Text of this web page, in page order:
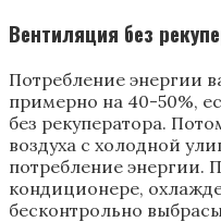
Вентиляция без
Потребление энергии
примерно на 40-50%,
без рекуператора.
воздуха с холодной
потребление энергии.
кондиционере,
бесконтрольно